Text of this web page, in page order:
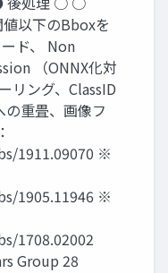
値以下のBboxを
ド、 Non
（ONNX化対
リング、ClassID
の重畳、画像フ
1911.09070 ※
1905.11946 ※
1708.02002
Group 28